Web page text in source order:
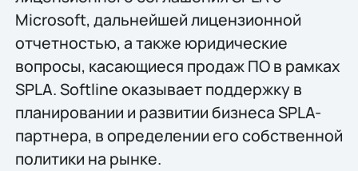
Microsoft, дальнейшей лицензионной
отчетностью, а также юридические
вопросы, касающиеся продаж ПО в рамках
SPLA. Softline оказывает поддержку в
планировании и развитии бизнеса SPLA-
партнера, в определении его собственной
политики на рынке.